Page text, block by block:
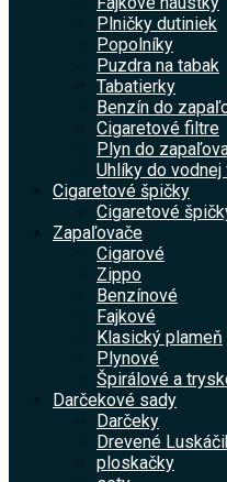
Plničky dutiniek
Popolníky
Puzdra na tabak
Tabatierky
Benzín do
Cigaretové filtre
Plyn do
Uhlíky do vodnej
Cigaretové špičky
Cigaretové
Zapaľovače
Cigarové
Zippo
Benzínové
Fajkové
Klasický plameň
Plynové
Špirálové a
Darčekové sady
Darčeky
Drevené
ploskačky